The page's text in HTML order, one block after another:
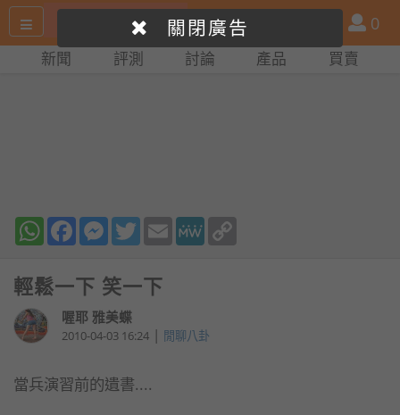
尋
產
品
比
會
員
0
新聞 評測 討論 產品 買賣
WhatsAppFacebookMessenger
TwitterEmail MeWe
輕鬆一下 笑一下
喔耶 雅美蝶
2010-04-03 16:24 | 閒聊八卦
當兵演習前的遺書....
關閉廣告